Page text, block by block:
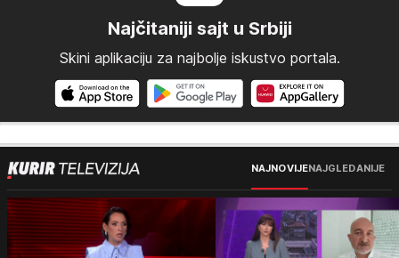
Najčitaniji sajt u Srbiji
Skini aplikaciju za najbolje iskustvo portala.
NAJNOVIJENAJGLEDANIJE